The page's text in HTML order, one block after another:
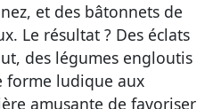
et des bâtonnets de
Le résultat ? Des éclats
des légumes engloutis
forme ludique aux
amusante de favoriser